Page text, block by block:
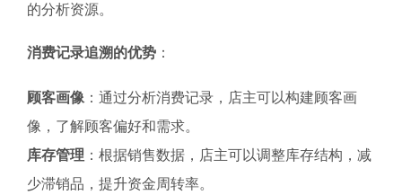
的分析资源。
消费记录追溯的优势 ：
顾客画像 ：通过分析消费记录，店主可以构建顾客画
像，了解顾客偏好和需求。
库存管理 ：根据销售数据，店主可以调整库存结构，减
少滞销品，提升资金周转率。